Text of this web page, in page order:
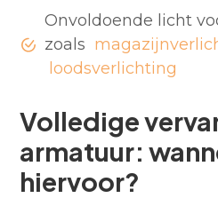
Onvoldoende licht
zoals
loodsverlichting
Volledige
armatuur:
hiervoor?